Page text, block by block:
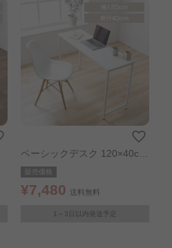
ベーシックデスク 120×40cm
ホワイト
販売価格
¥7,480 送料無料
1～3日以内発送予定